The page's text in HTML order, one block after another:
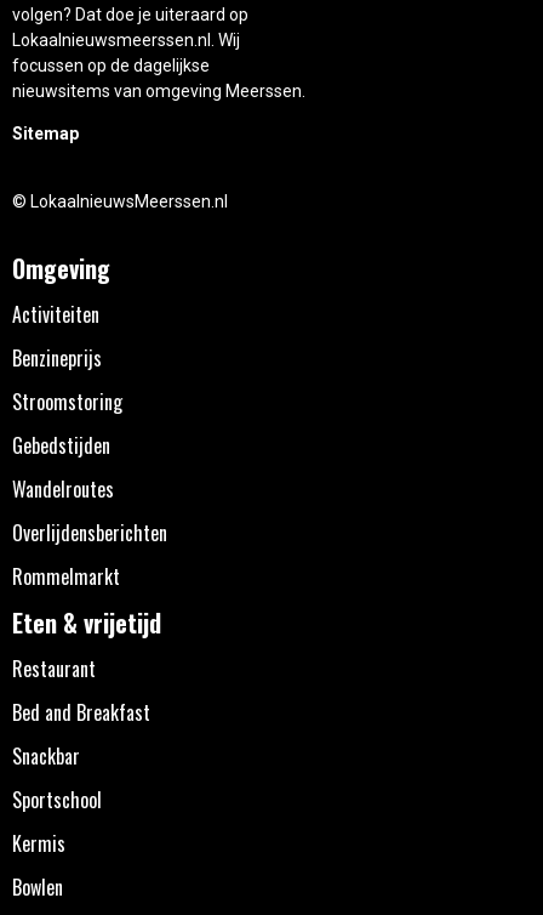
volgen? Dat doe je uiteraard op
Lokaalnieuwsmeerssen.nl. Wij
focussen op de dagelijkse
nieuwsitems van omgeving Meerssen.
Sitemap
© LokaalnieuwsMeerssen.nl
Omgeving
Activiteiten
Benzineprijs
Stroomstoring
Gebedstijden
Wandelroutes
Overlijdensberichten
Rommelmarkt
Eten & vrijetijd
Restaurant
Bed and Breakfast
Snackbar
Sportschool
Kermis
Bowlen